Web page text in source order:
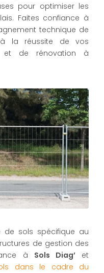
pour optimiser les
Faites confiance à
technique de
à la réussite de vos
et de rénovation à
de sols spécifique au
de gestion des
à Sols Diag’et
dans le cadre du